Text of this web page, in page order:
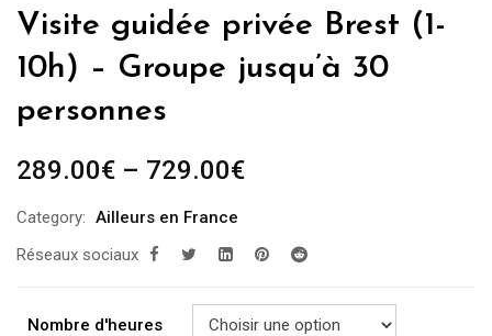
Visite guidée privée Brest (1-
10h) – Groupe jusqu’à 30
personnes
289.00€ – 729.00€
Category: Ailleurs en France
Réseaux sociaux
Nombre d'heures